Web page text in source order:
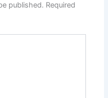
published. Required